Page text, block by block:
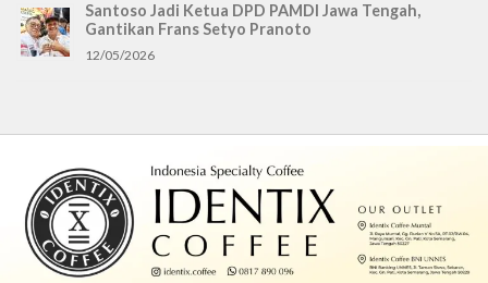
Santoso Jadi Ketua DPD PAMDI Jawa Tengah,
Gantikan Frans Setyo Pranoto
12/05/2026